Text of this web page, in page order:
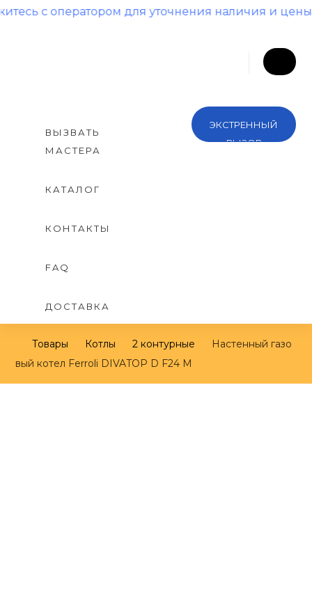
для уточнения наличия и цены!
ВЫЗВАТЬ
МАСТЕРА
КАТАЛОГ
КОНТАКТЫ
FAQ
ДОСТАВКА
ЭКСТРЕННЫЙ
ВЫЗОВ
Товары Котлы 2 контурные
Настенный газо
вый котел Ferroli DIVATOP D F24 M